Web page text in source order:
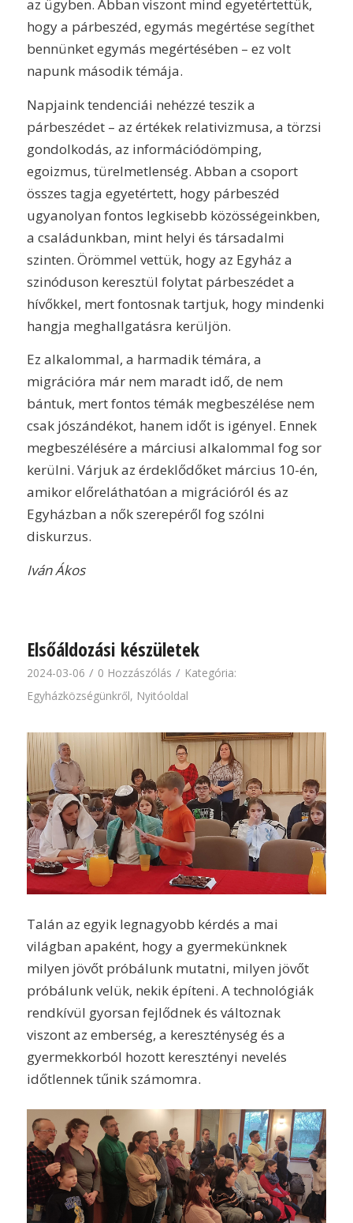
az ügyben. Abban viszont mind egyetértettük,
hogy a párbeszéd, egymás megértése segíthet
bennünket egymás megértésében – ez volt
napunk második témája.
Napjaink tendenciái nehézzé teszik a
párbeszédet – az értékek relativizmusa, a törzsi
gondolkodás, az információdömping,
egoizmus, türelmetlenség. Abban a csoport
összes tagja egyetértett, hogy párbeszéd
ugyanolyan fontos legkisebb közösségeinkben,
a családunkban, mint helyi és társadalmi
szinten. Örömmel vettük, hogy az Egyház a
szinóduson keresztül folytat párbeszédet a
hívőkkel, mert fontosnak tartjuk, hogy mindenki
hangja meghallgatásra kerüljön.
Ez alkalommal, a harmadik témára, a
migrációra már nem maradt idő, de nem
bántuk, mert fontos témák megbeszélése nem
csak jószándékot, hanem időt is igényel. Ennek
megbeszélésére a márciusi alkalommal fog sor
kerülni. Várjuk az érdeklődőket március 10-én,
amikor előreláthatóan a migrációról és az
Egyházban a nők szerepéről fog szólni
diskurzus.
Iván Ákos
Elsőáldozási készületek
2024-03-06 / 0 Hozzászólás / Kategória:
Egyházközségünkről, Nyitóoldal
Talán az egyik legnagyobb kérdés a mai
világban apaként, hogy a gyermekünknek
milyen jövőt próbálunk mutatni, milyen jövőt
próbálunk velük, nekik építeni. A technológiák
rendkívül gyorsan fejlődnek és változnak
viszont az emberség, a kereszténység és a
gyermekkorból hozott keresztényi nevelés
időtlennek tűnik számomra.